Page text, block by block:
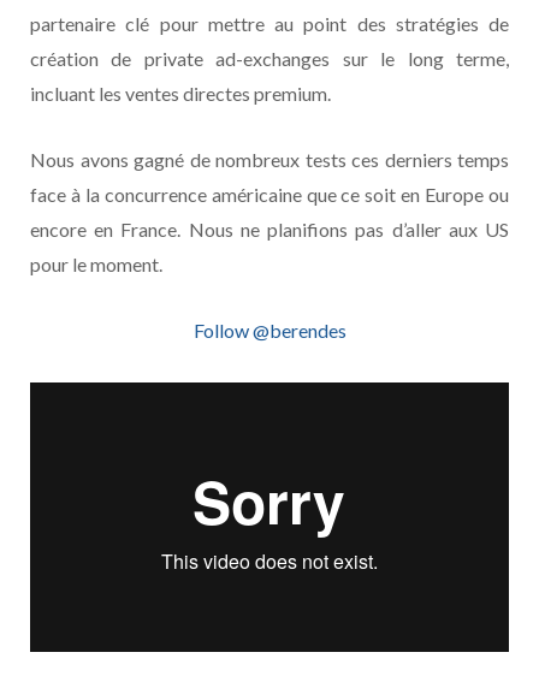
partenaire clé pour mettre au point des stratégies de
création de private ad-exchanges sur le long terme,
incluant les ventes directes premium.
Nous avons gagné de nombreux tests ces derniers temps
face à la concurrence américaine que ce soit en Europe ou
encore en France. Nous ne planifions pas d’aller aux US
pour le moment.
Follow @berendes